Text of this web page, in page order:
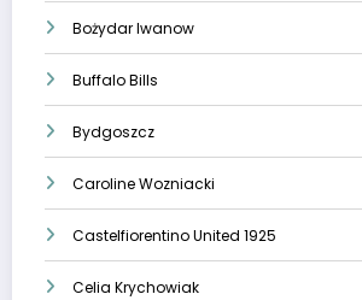
Bożydar Iwanow
Buffalo Bills
Bydgoszcz
Caroline Wozniacki
Castelfiorentino United 1925
Celia Krychowiak